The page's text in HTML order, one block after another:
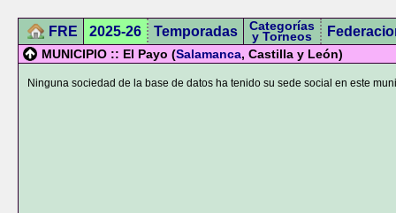
FRE 2025-26 Temporadas Categorías
y Torneos
MUNICIPIO :: El Payo (Salamanca, Castilla y León)
Ninguna sociedad de la base de datos ha tenido su sede social en este